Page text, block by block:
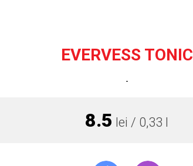
EVERVESS TONIC
-
8.5 lei / 0,33 l